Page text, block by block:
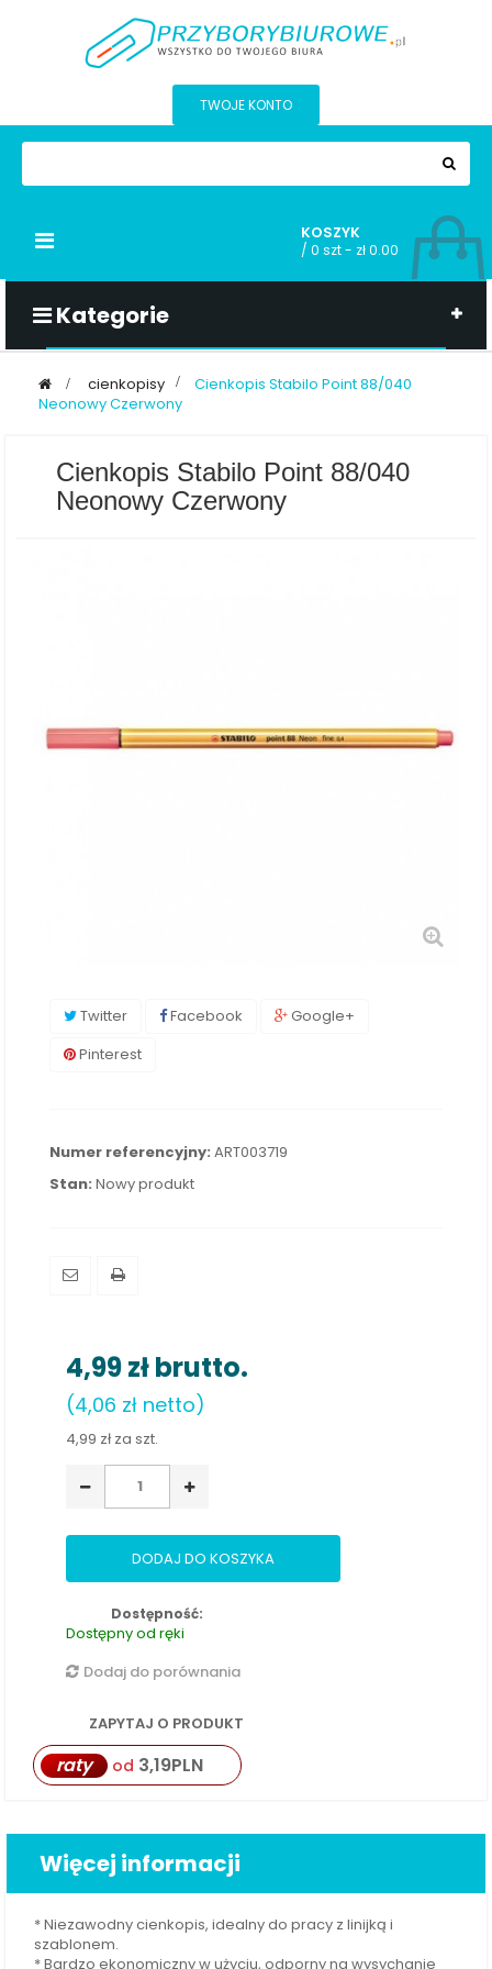
TWOJE KONTO
KOSZYK
/ 0 szt - zł 0.00
Kategorie
Przełącz
> cienkopisy >
Cienkopis Stabilo Point 88/040
Neonowy Czerwony
Cienkopis Stabilo Point 88/040
Neonowy Czerwony
Twitter Facebook
Google+
Pinterest
Numer referencyjny: ART003719
Stan: Nowy produkt
4,99 złbrutto.
(4,06 zł netto)
4,99 zł za szt.
DODAJ DO KOSZYKA
Dostępność:
Dostępny od ręki
Dodaj do porównania
ZAPYTAJ O PRODUKT
raty od 3,19PLN
Więcej informacji
* Niezawodny cienkopis, idealny do pracy z linijką i
szablonem.
* Bardzo ekonomiczny w użyciu, odporny na wysychanie